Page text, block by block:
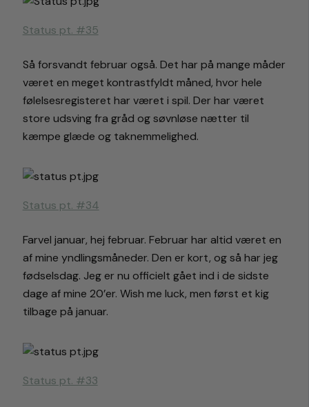
Status pt. #35
Så forsvandt februar også. Det har på mange måder
været en meget kontrastfyldt måned, hvor hele
følelsesregisteret har været i spil. Der har været
store udsving fra gråd og søvnløse nætter til
kæmpe glæde og taknemmelighed.
Status pt. #34
Farvel januar, hej februar. Februar har altid været en
af mine yndlingsmåneder. Den er kort, og så har jeg
fødselsdag. Jeg er nu officielt gået ind i de sidste
dage af mine 20’er. Wish me luck, men først et kig
tilbage på januar.
Status pt. #33